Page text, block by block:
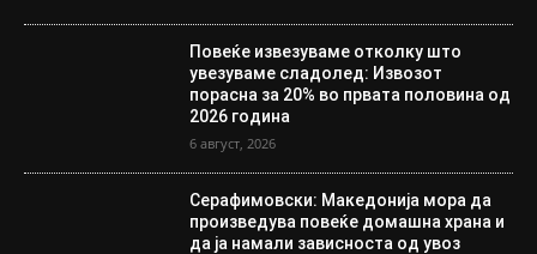
Повеќе извезуваме отколку што
увезуваме сладолед: Извозот
порасна за 20% во првата половина од
2026 година
6 август, 2026
Серафимовски: Македонија мора да
произведува повеќе домашна храна и
да ја намали зависноста од увоз